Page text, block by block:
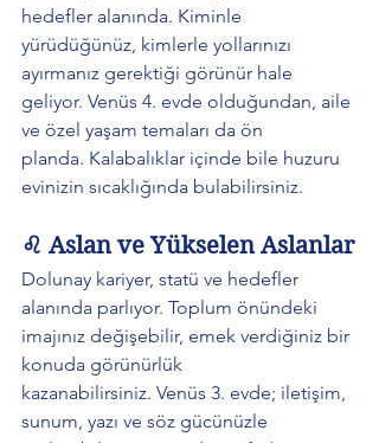
hedefler alanında. Kiminle
yürüdüğünüz, kimlerle yollarınızı
ayırmanız gerektiği görünür hale
geliyor. Venüs 4. evde olduğundan, aile
ve özel yaşam temaları da ön
planda. Kalabalıklar içinde bile huzuru
evinizin sıcaklığında bulabilirsiniz.
♌ Aslan ve Yükselen Aslanlar
Dolunay kariyer, statü ve hedefler
alanında parlıyor. Toplum önündeki
imajınız değişebilir, emek verdiğiniz bir
konuda görünürlük
kazanabilirsiniz. Venüs 3. evde; iletişim,
sunum, yazı ve söz gücünüzle